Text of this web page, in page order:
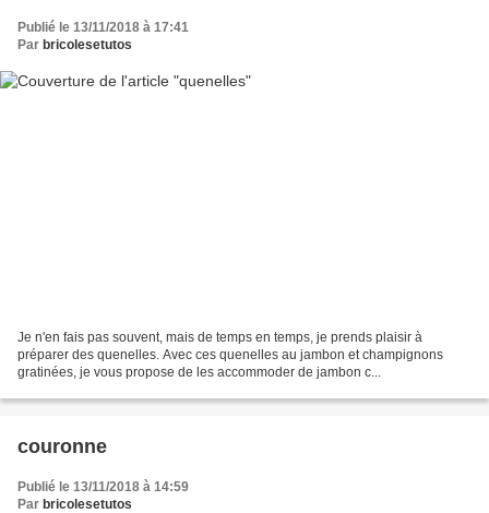
Publié le 13/11/2018 à 17:41
Par bricolesetutos
Je n'en fais pas souvent, mais de temps en temps, je prends plaisir à
préparer des quenelles. Avec ces quenelles au jambon et champignons
gratinées, je vous propose de les accommoder de jambon c...
couronne
Publié le 13/11/2018 à 14:59
Par bricolesetutos